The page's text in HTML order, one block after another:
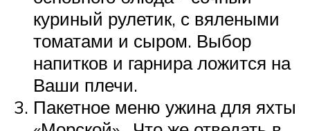
куриный рулетик, с вялеными
томатами и сыром. Выбор
напитков и гарнира ложится на
Ваши плечи.
Пакетное меню ужина для яхты